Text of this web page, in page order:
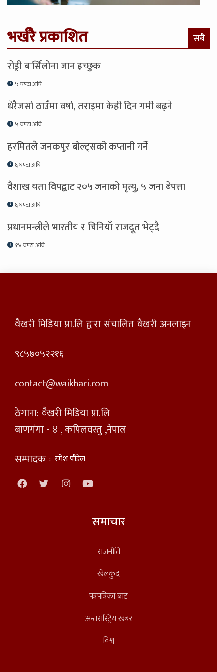
भर्खरै प्रकाशित सबै
रोड्री बार्सिलोना जान इच्छुक
५ घण्टा अघि
धेरैजसो ठाउँमा वर्षा, तराइमा केही दिन गर्मी बढ्ने
५ घण्टा अघि
हरमितले जनकपुर बोल्ट्सको कप्तानी गर्ने
६ घण्टा अघि
वैशाख यता विपद्बाट २०५ जनाको मृत्यु, ५ जना बेपत्ता
६ घण्टा अघि
प्रधानमन्त्रीले भारतीय र चिनियाँ राजदूत भेट्दै
१४ घण्टा अघि
वैखरी मिडिया प्रा.लि द्वारा संचालित वैखरी अनलाइन
९८५७०५२२१६
contact@waikhari.com
ठेगाना: वैखरी मिडिया प्रा.लि
बाणगंगा - ४ , कपिलवस्तु ,नेपाल
सम्पादक : रमेश पौडेल
समाचार
राजनीति
खेलकुद
पत्रपत्रिका बाट
अन्तरास्ट्रिय खबर
विश्व